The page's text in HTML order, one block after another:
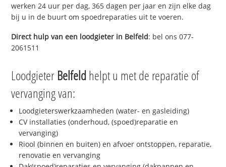
werken 24 uur per dag, 365 dagen per jaar en zijn elke dag
bij u in de buurt om spoedreparaties uit te voeren.
Direct hulp van een loodgieter in Belfeld: bel ons 077-
2061511
Loodgieter Belfeldhelpt u met de reparatie of
vervanging van:
Loodgieterswerkzaamheden (water- en gasleiding)
CV installaties (onderhoud, (spoed)reparatie en
vervanging)
Riool (binnen en buiten) en afvoer ontstoppen, reparatie,
renovatie en vervanging